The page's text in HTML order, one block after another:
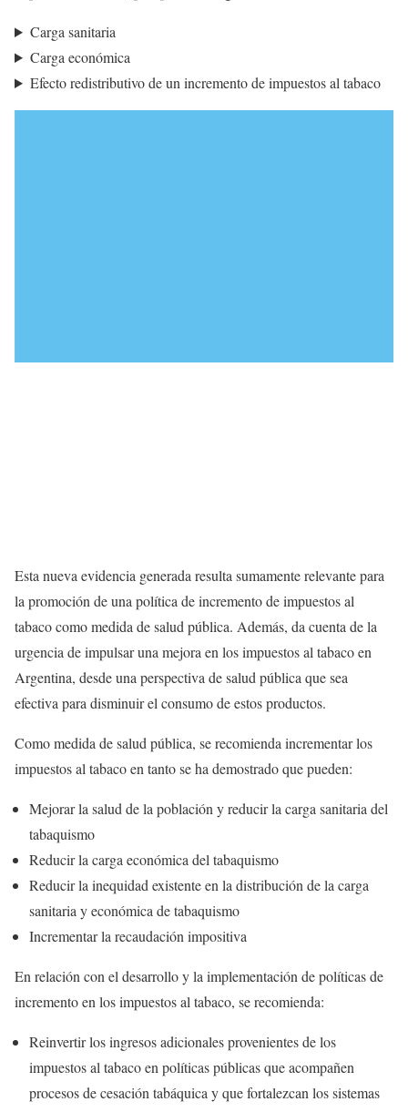
Carga sanitaria
Carga económica
Efecto redistributivo de un incremento de impuestos al tabaco
Esta nueva evidencia generada resulta sumamente relevante para
la promoción de una política de incremento de impuestos al
tabaco como medida de salud pública. Además, da cuenta de la
urgencia de impulsar una mejora en los impuestos al tabaco en
Argentina, desde una perspectiva de salud pública que sea
efectiva para disminuir el consumo de estos productos.
Como medida de salud pública, se recomienda incrementar los
impuestos al tabaco en tanto se ha demostrado que pueden:
Mejorar la salud de la población y reducir la carga sanitaria del
tabaquismo
Reducir la carga económica del tabaquismo
Reducir la inequidad existente en la distribución de la carga
sanitaria y económica de tabaquismo
Incrementar la recaudación impositiva
En relación con el desarrollo y la implementación de políticas de
incremento en los impuestos al tabaco, se recomienda:
Reinvertir los ingresos adicionales provenientes de los
impuestos al tabaco en políticas públicas que acompañen
procesos de cesación tabáquica y que fortalezcan los sistemas